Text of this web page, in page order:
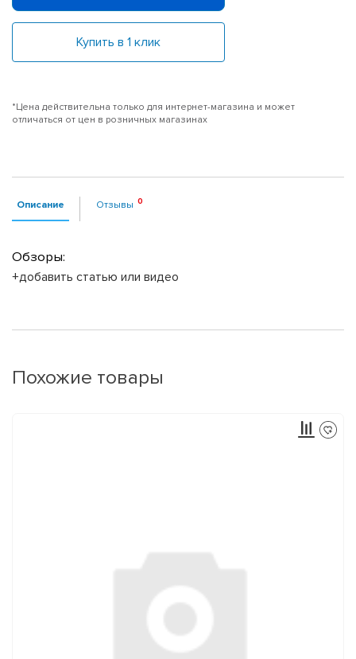
Купить в 1 клик
*Цена действительна только для интернет-магазина и может
отличаться от цен в розничных магазинах
Описание Отзывы
Обзоры:
+добавить статью или видео
Похожие товары